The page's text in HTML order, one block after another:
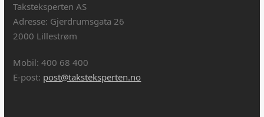
Taksteksperten AS
Adresse: Gjerdrumsgata 26
2000 Lillestrøm
Mobil: 400 68 400
E-post: post@taksteksperten.no